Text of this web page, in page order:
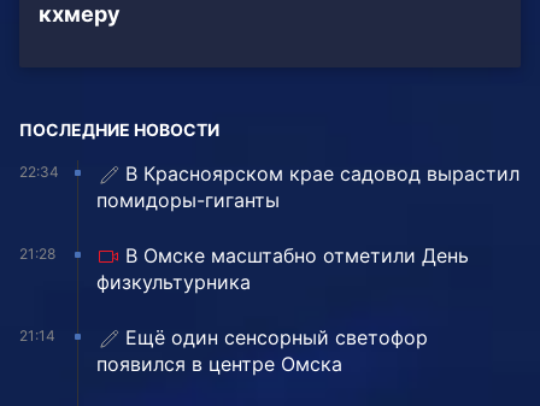
кхмеру
ПОСЛЕДНИЕ НОВОСТИ
22:34
В Красноярском крае садовод вырастил
помидоры-гиганты
21:28
В Омске масштабно отметили День
физкультурника
21:14
Ещё один сенсорный светофор
появился в центре Омска